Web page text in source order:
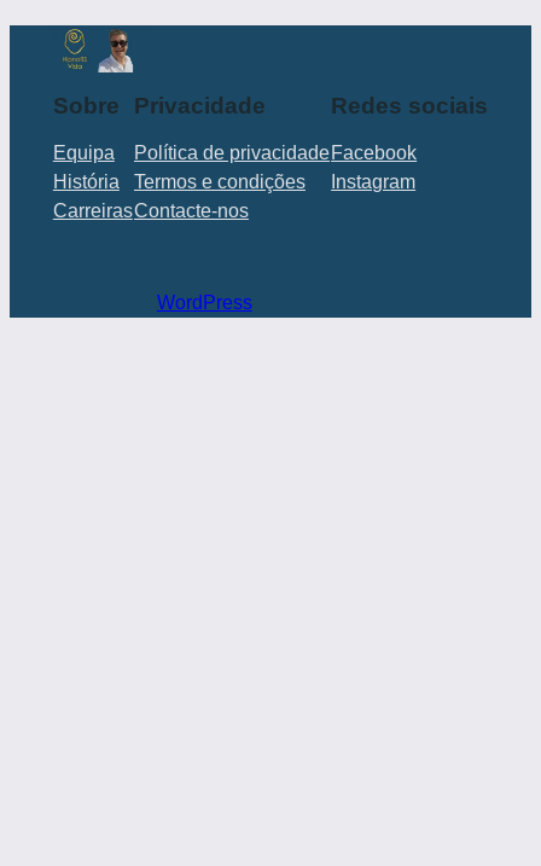
Sobre
Equipa
História
Carreiras
Privacidade
Política de privacidade
Termos e condições
Contacte-nos
Redes sociais
Facebook
Instagram
WordPress